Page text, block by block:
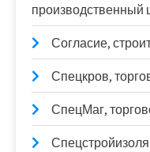
производственный
Согласие,
Спецкров,
СпецМаг,